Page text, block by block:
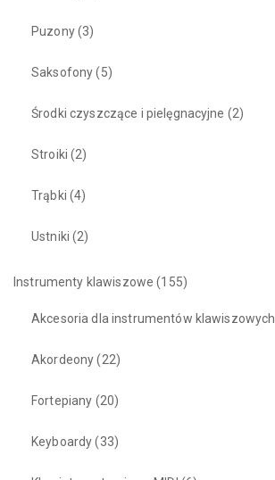
Puzony(3)
Saksofony(5)
Środki czyszczące i pielęgnacyjne (2)
Stroiki (2)
Trąbki (4)
Ustniki (2)
Instrumenty klawiszowe (155)
Akcesoria dla instrumentów klawiszowych
Akordeony(22)
Fortepiany (20)
Keyboardy(33)